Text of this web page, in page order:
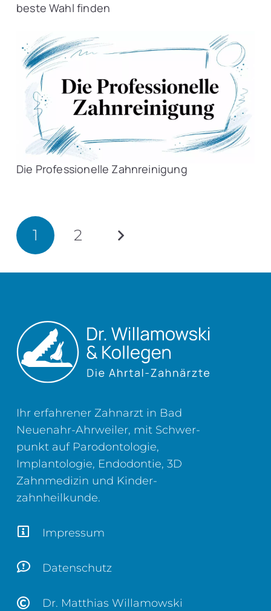
beste Wahl finden
Die Professionelle Zahnreinigung
1 2
Ihr erfahrener Zahnarzt in Bad
Neuenahr-Ahrweiler, mit Schwer­
punkt auf Parodontologie,
Implantologie, Endodontie, 3D
Zahn­medizin und Kinder­
zahnheilkunde.
Impressum
Datenschutz
Dr. Matthias Willamowski